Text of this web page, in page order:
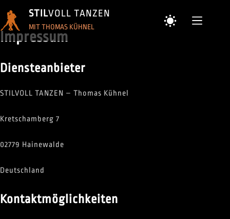
Inhalt
springen
STILVOLL TANZEN
MIT THOMAS KÜHNEL
Impressum
Diensteanbieter
STILVOLL TANZEN – Thomas Kühnel
Kretschamberg 7
02779 Hainewalde
Deutschland
Kontaktmöglichkeiten